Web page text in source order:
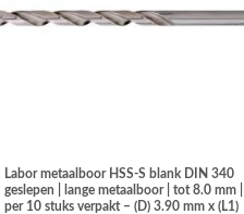
Labor metaalboor HSS-S blank DIN 340
geslepen | lange metaalboor | tot 8.0 mm |
per 10 stuks verpakt – (D) 3.90 mm x (L1)